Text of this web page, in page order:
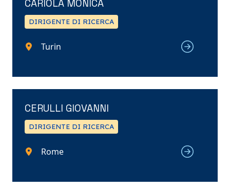
CARIOLA MONICA
DIRIGENTE DI RICERCA
Turin
CERULLI GIOVANNI
DIRIGENTE DI RICERCA
Rome